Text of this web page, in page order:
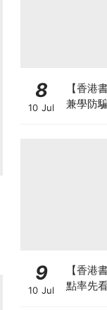
8
10 Jul
【香港
兼學防
9
10 Jul
【香港
點率先